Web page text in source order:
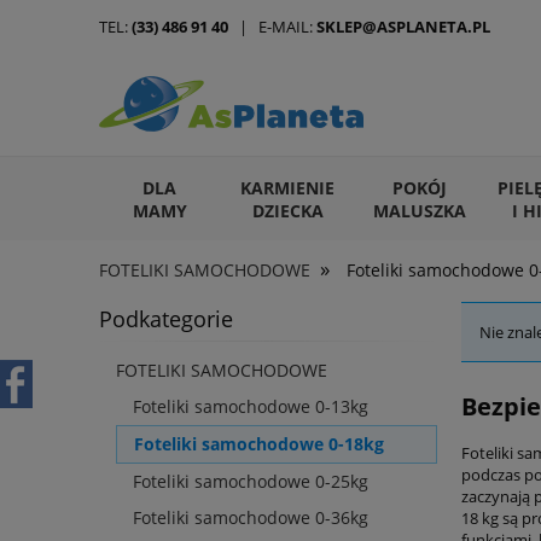
DLA
MAMY
KARMIENIE
DZIECKA
POKÓJ
MALUSZKA
I
ARTYKUŁY DLA ZWIERZĄT
FOTELIKI SAMOCHODOWE » Foteliki samochodowe
TEL:(33) 486 91 40 | E-MAIL:SKLEP@ASPLANETA.PL
Podkategorie
FOTELIKI SAMOCHODOWE
Foteliki samochodowe 0-13kg
Foteliki samochodowe 0-18kg
Foteliki samochodowe 0-25kg
Foteliki samochodowe 0-36kg
Nie
Foteliki
podczas
zaczynają
18 kg są